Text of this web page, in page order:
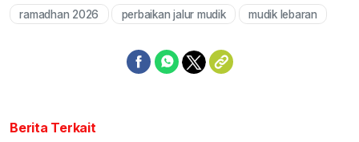
ramadhan 2026 perbaikan jalur mudik mudik lebaran
Berita Terkait